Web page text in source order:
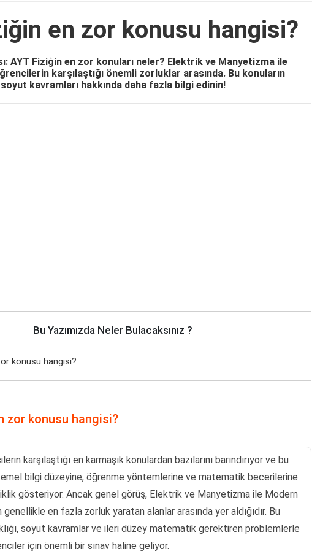
en zor konusu hangisi?
AYT Fiziğin en zor konuları neler? Elektrik ve Manyetizma ile
karşılaştığı önemli zorluklar arasında. Bu konuların
soyut kavramları hakkında daha fazla bilgi edinin!
Bu Yazımızda Neler Bulacaksınız ?
konusu hangisi?
zor konusu hangisi?
karşılaştığı en karmaşık konulardan bazılarını barındırıyor ve bu
bilgi düzeyine, öğrenme yöntemlerine ve matematik becerilerine
gösteriyor. Ancak genel görüş, Elektrik ve Manyetizma ile Modern
genellikle en fazla zorluk yaratan alanlar arasında yer aldığıdır. Bu
soyut kavramlar ve ileri düzey matematik gerektiren problemlerle
için önemli bir sınav haline geliyor.